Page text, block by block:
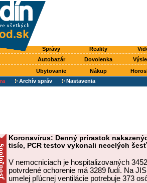
Správy Reality
Autobazár Dovolenka
Ubytovanie Nákup
Archív správ Nastavenia
Koronavírus: Denný prírastok
tisíc, PCR testov vykonali necelých
V nemocniciach je hospitalizovaných
potvrdené ochorenie má 3289 ľudí. Na
umelej pľúcnej ventilácie potrebuje 373